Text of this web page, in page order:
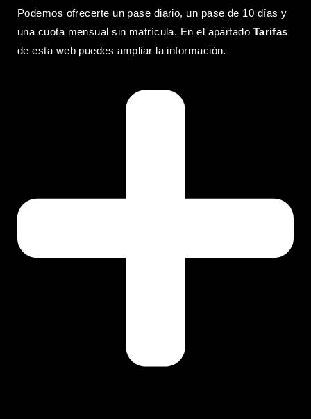
Podemos ofrecerte un pase diario, un pase de 10 días y
una cuota mensual sin matrícula. En el apartado Tarifas
de esta web puedes ampliar la información.